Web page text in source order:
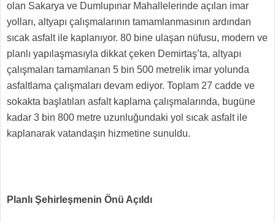
olan Sakarya ve Dumlupınar Mahallelerinde açılan imar
yolları, altyapı çalışmalarının tamamlanmasının ardından
sıcak asfalt ile kaplanıyor. 80 bine ulaşan nüfusu, modern ve
planlı yapılaşmasıyla dikkat çeken Demirtaş’ta, altyapı
çalışmaları tamamlanan 5 bin 500 metrelik imar yolunda
asfaltlama çalışmaları devam ediyor. Toplam 27 cadde ve
sokakta başlatılan asfalt kaplama çalışmalarında, bugüne
kadar 3 bin 800 metre uzunluğundaki yol sıcak asfalt ile
kaplanarak vatandaşın hizmetine sunuldu.
Planlı Şehirleşmenin Önü Açıldı